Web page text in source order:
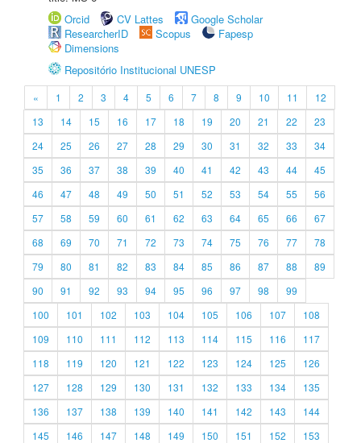
Orcid
CV Lattes
Google Scholar
ResearcherID
Scopus
Fapesp
Dimensions
Repositório Institucional UNESP
« 1 2 3 4 5 6 7 8 9 10 11
12
13
14 15 16 17 18 19 20 21 22
23
24
25 26 27 28 29 30 31 32 33
34
35
36 37 38 39 40 41 42 43 44
45
46
47 48 49 50 51 52 53 54 55
56
57
58 59 60 61 62 63 64 65 66
67
68
69 70 71 72 73 74 75 76 77
78
79
80 81 82 83 84 85 86 87 88
89
90
91 92 93 94 95 96 97 98
99
100
101 102 103 104 105 106 107
108
109
110 111 112 113 114 115 116
117
118
119 120 121 122 123 124 125
126
127
128 129 130 131 132 133 134
135
136
137 138 139 140 141 142 143
144
145
146 147 148 149 150 151 152
153